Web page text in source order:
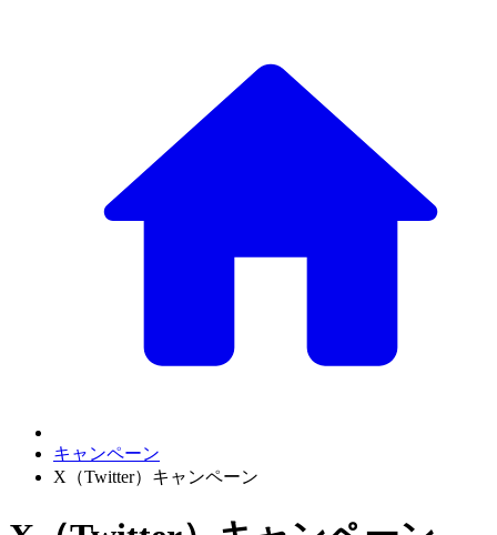
キャンペーン
X（Twitter）キャンペーン